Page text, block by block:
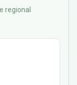
regional